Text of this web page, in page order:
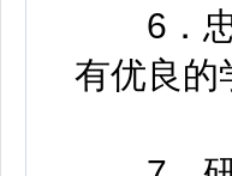
6．忠
有优良的